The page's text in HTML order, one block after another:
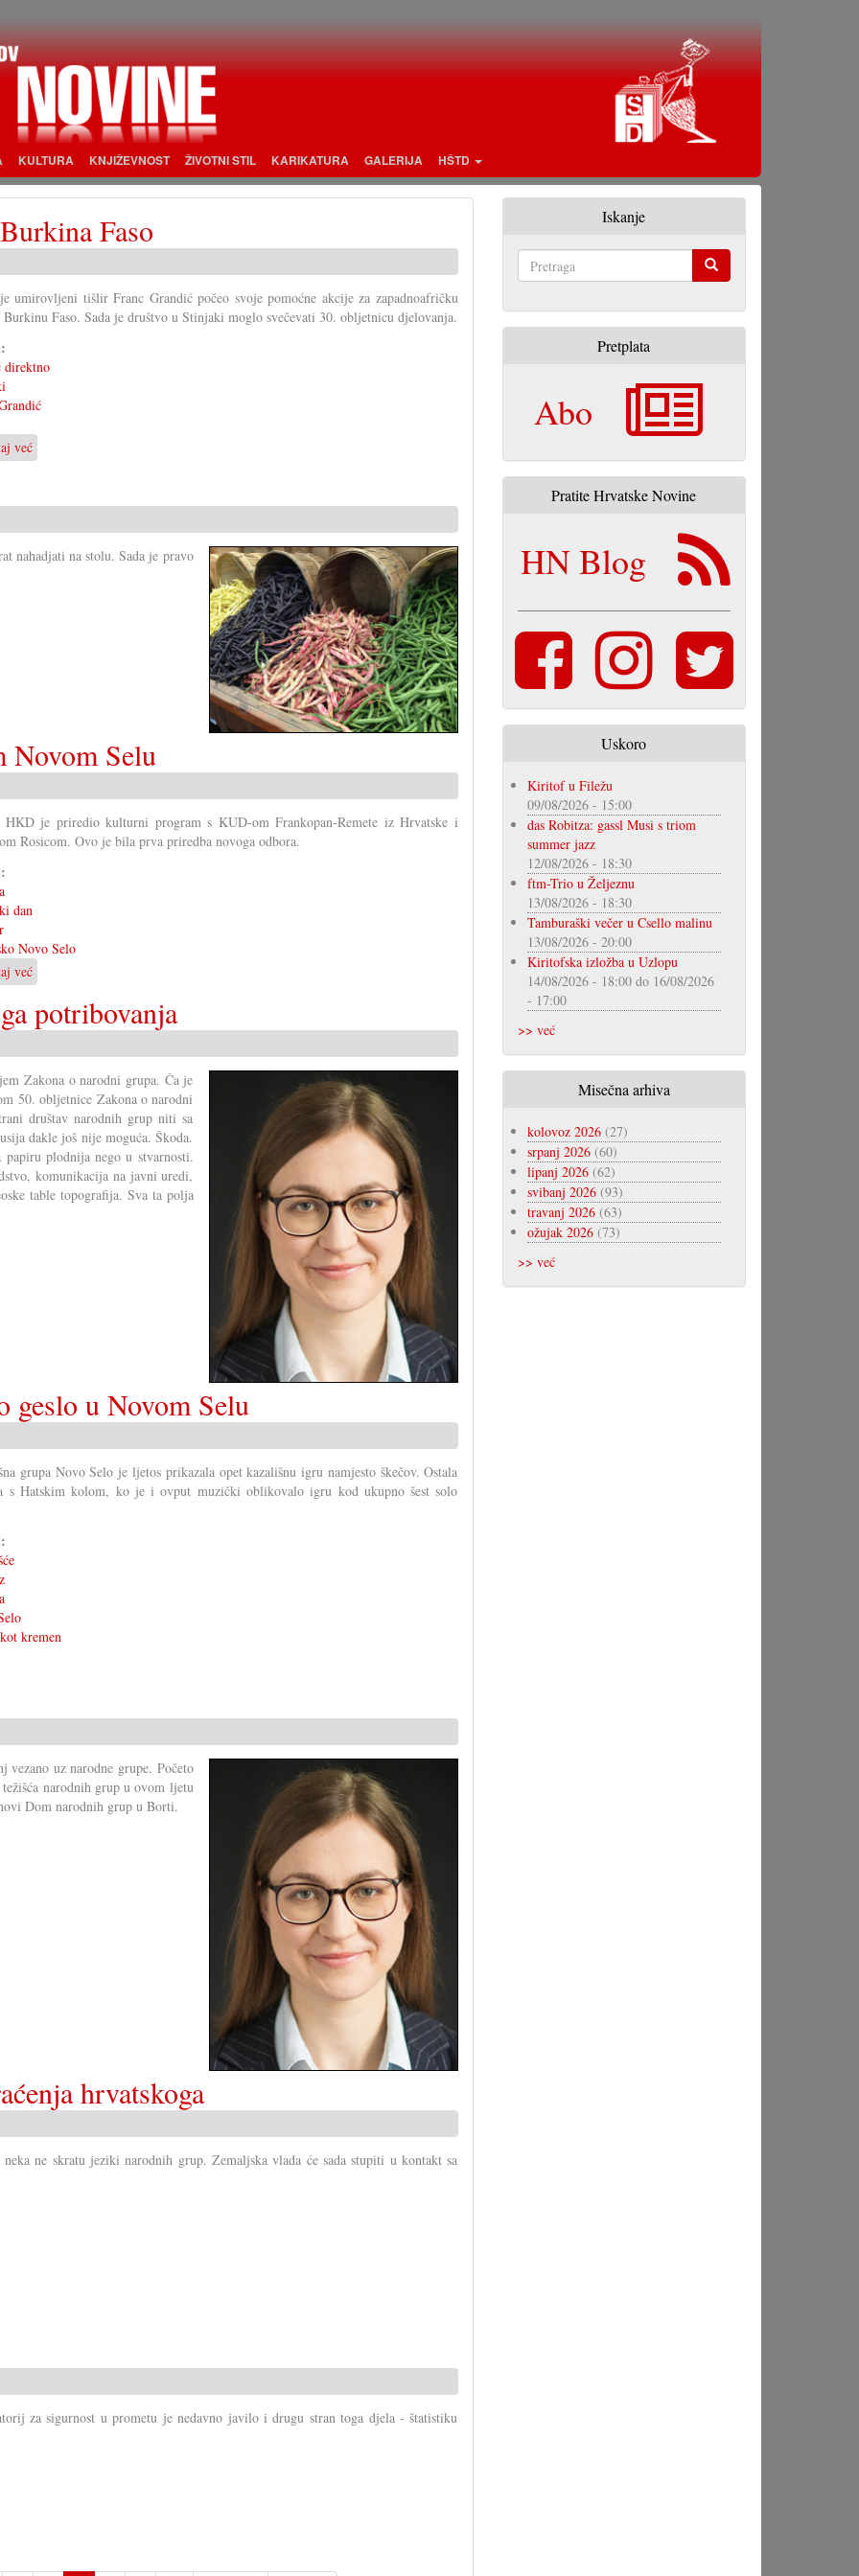
KULTURA KNJIŽEVNOST ŽIVOTNI STIL KARIKATURA GALERIJA HŠTD
Faso
umirovljeni tišlir Franc Grandić počeo svoje pomoćne akcije za zapadnoafričku
Faso. Sada je društvo u Stinjaki moglo svečevati 30. obljetnicu djelovanja.
direktno
već
30
Pomoć
Burkina
nahadjati na stolu. Sada je pravo
Novom Selu
HKD je priredio kulturni program s KUD-om Frankopan-Remete iz Hrvatske i
Rosicom. Ovo je bila prva priredba novoga odbora.
dan
Novo Selo
već
Hrvatski
dan
u
Selu
potribovanja
Zakona o narodni grupa. Ča je
50. obljetnice Zakona o narodni
društav narodnih grup niti sa
dakle još nije moguća. Škoda.
plodnija nego u stvarnosti.
komunikacija na javni uredi,
table topografija. Sva ta polja
geslo u Novom Selu
grupa Novo Selo je ljetos prikazala opet kazališnu igru namjesto škečov. Ostala
s Hatskim kolom, ko je i ovput muzički oblikovalo igru kod ukupno šest solo
kremen
uz narodne grupe. Početo
narodnih grup u ovom ljetu
Dom narodnih grup u Borti.
hrvatskoga
ne skratu jeziki narodnih grup. Zemaljska vlada će sada stupiti u kontakt sa
za sigurnost u prometu je nedavno javilo i drugu stran toga djela - štatistiku
Iskanje
Pretplata
Abo
Pratite Hrvatske Novine
HN Blog
Uskoro
Kiritof u Filežu
09/08/2026 - 15:00
das Robitza: gassl Musi s triom
summer jazz
12/08/2026 - 18:30
ftm-Trio u Željeznu
13/08/2026 - 18:30
Tamburaški večer u Csello malinu
13/08/2026 - 20:00
Kiritofska izložba u Uzlopu
14/08/2026 - 18:00do 16/08/2026
- 17:00
>> već
Misečna arhiva
kolovoz 2026(27)
srpanj 2026(60)
lipanj 2026(62)
svibanj 2026(93)
travanj 2026(63)
ožujak 2026(73)
>> već